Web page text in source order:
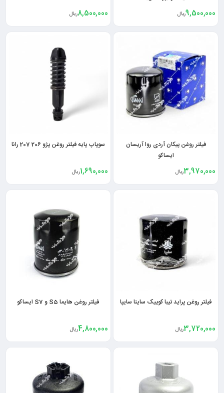
9,500,000ریال 8,500,000ریال
فیلتر روغن پیکان آردی روا آریسان
ایساکو
3,970,000ریال
سوپاپ پایه فیلتر روغن پژو 206 207 رانا
1,690,000ریال
فیلتر روغن پراید تیبا کوییک ساینا سایپا
3,720,000ریال
فیلتر روغن هایما S5 و S7 ایساکو
4,800,000ریال